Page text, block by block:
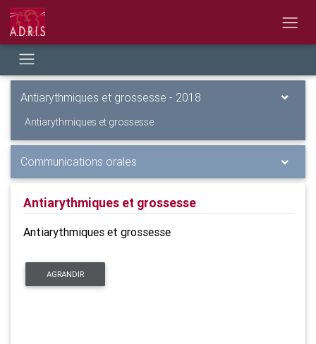
Antiarythmiques et grossesse - 2018
Antiarythmiques et grossesse
Communications orales
Antiarythmiques et grossesse
Antiarythmiques et grossesse
AGRANDIR